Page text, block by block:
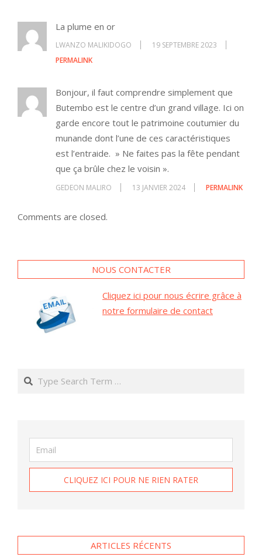
La plume en or
LWANZO MALIKIDOGO
19 SEPTEMBRE 2023
PERMALINK
Bonjour, il faut comprendre simplement que
Butembo est le centre d’un grand village. Ici on
garde encore tout le patrimoine coutumier du
munande dont l’une de ces caractéristiques
est l’entraide. » Ne faites pas la fête pendant
que ça brûle chez le voisin ».
GEDEON MALIRO 13 JANVIER 2024 PERMALINK
Comments are closed.
NOUS CONTACTER
Cliquez ici pour nous écrire grâce à
notre formulaire de contact
Search
ARTICLES RÉCENTS